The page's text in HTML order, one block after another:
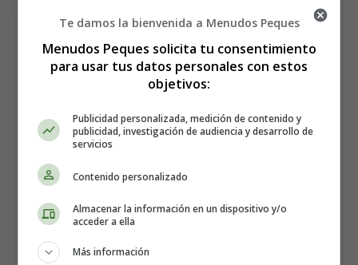
productos que han sido congelados sin haber sido
cocinados previamente
. Estos alimentos ofrecen una
excelente opción para conservar ingredientes frescos por
más tiempo sin comprometer su calidad. Algunos
verduras congeladas, frutas congeladas y carnes
crudas congeladas.
La congelación es una técnica de conservación efectiva
alimentos. Además, los alimentos de tercera gama te
ya quese pueden almacenar durante períodos más
Te damos la bienvenida a Menudos Peques
Menudos Peques solicita tu consentimiento
para usar tus datos personales con estos
objetivos:
Publicidad personalizada, medición de contenido y
publicidad, investigación de audiencia y desarrollo de
servicios
Contenido personalizado
Almacenar la información en un dispositivo y/o
acceder a ella
Más información